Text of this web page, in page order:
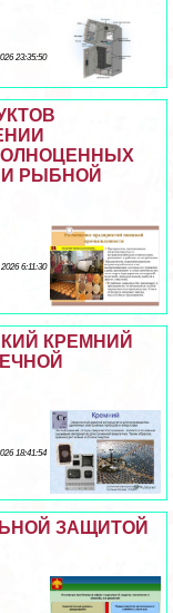
23:35:50
РЫБНОЙ
6:11:30
КРЕМНИЙ
18:41:54
ЗАЩИТОЙ